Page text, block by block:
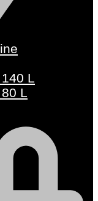
L
L